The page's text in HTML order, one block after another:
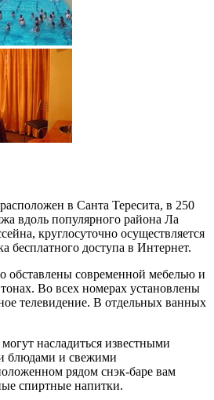
в Санта Тересита, в 250
вдоль популярного района Ла
круглосуточно осуществляется
бесплатного доступа в Интернет.
обставлены современной мебелью и
Во всех номерах установлены
телевидение. В отдельных ванных
насладиться известными
блюдами и свежими
рядом снэк-баре вам
спиртные напитки.